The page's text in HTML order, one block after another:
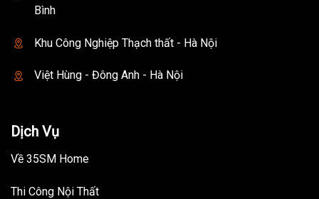
Bình
Khu Công Nghiệp Thạch thất - Hà Nội
Việt Hùng - Đông Anh - Hà Nội
Dịch Vụ
Về 35SM Home
Thi Công Nội Thất